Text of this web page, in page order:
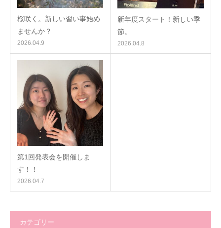
桜咲く。新しい習い事始め
ませんか？
2026.04.9
新年度スタート！新しい季
節。
2026.04.8
第1回発表会を開催しま
す！！
2026.04.7
カテゴリー